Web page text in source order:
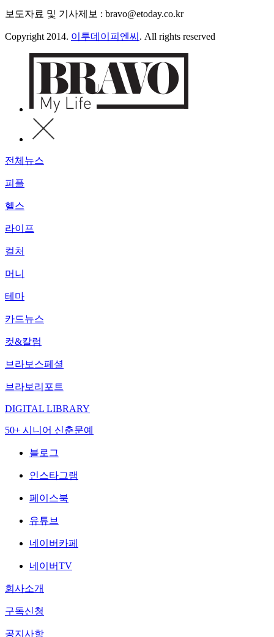
보도자료 및 기사제보 : bravo@etoday.co.kr
Copyright 2014. 이투데이피엔씨 . All rights reserved
전체뉴스
피플
헬스
라이프
컬처
머니
테마
카드뉴스
컷&칼럼
브라보스페셜
브라보리포트
DIGITAL LIBRARY
50+ 시니어 신춘문예
블로그
인스타그램
페이스북
유튜브
네이버카페
네이버TV
회사소개
구독신청
공지사항